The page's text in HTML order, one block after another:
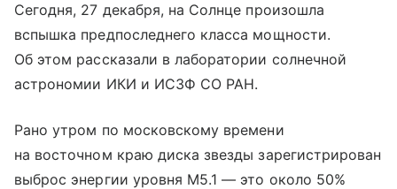
Сегодня, 27 декабря, на Солнце произошла
вспышка предпоследнего класса мощности.
Об этом рассказали в лаборатории солнечной
астрономии ИКИ и ИСЗФ СО РАН.
Рано утром по московскому времени
на восточном краю диска звезды зарегистрирован
выброс энергии уровня M5.1 — это около 50%